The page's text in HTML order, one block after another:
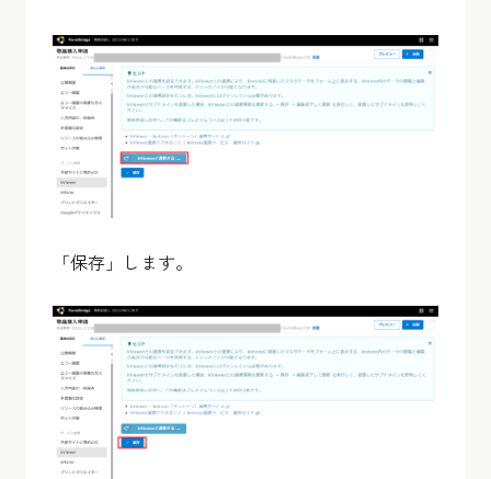
「保存」します。